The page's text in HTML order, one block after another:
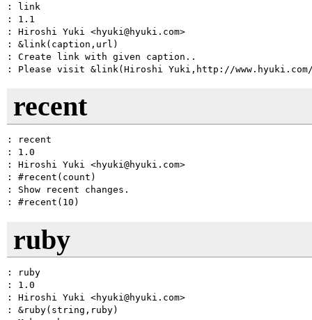
: link
: 1.1
: Hiroshi Yuki <hyuki@hyuki.com>
: &link(caption,url)
: Create link with given caption..
recent
: recent
: 1.0
: Hiroshi Yuki <hyuki@hyuki.com>
: #recent(count)
: Show recent changes.
ruby
: ruby
: 1.0
: Hiroshi Yuki <hyuki@hyuki.com>
: &ruby(string,ruby)